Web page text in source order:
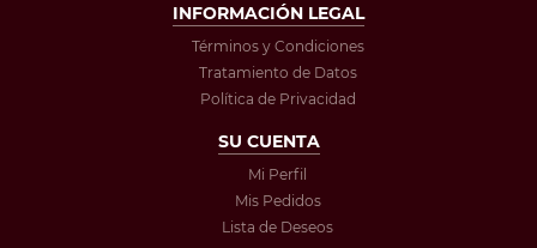
INFORMACIÓN LEGAL
Términos y Condiciones
Tratamiento de Datos
Política de Privacidad
SU CUENTA
Mi Perfil
Mis Pedidos
Lista de Deseos